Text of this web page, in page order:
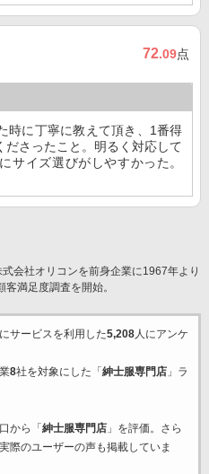
72.09点
時に丁寧に教えて頂き、1番得
ださったこと。明るく対応して
サイズ選びがしやすかった。
会社オリコンを前身企業に1967年より
満足度調査を開始。
サービスを利用した5,208人にアンケ
8社を対象にした「 紳士服専門店」ラ
から「 紳士服専門店」を評価。さら
際のユーザーの声も掲載していま